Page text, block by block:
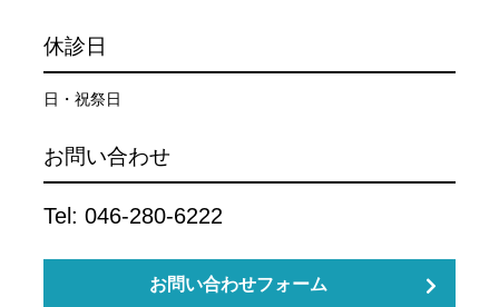
休診日
日・祝祭日
お問い合わせ
Tel: 046-280-6222
お問い合わせフォーム